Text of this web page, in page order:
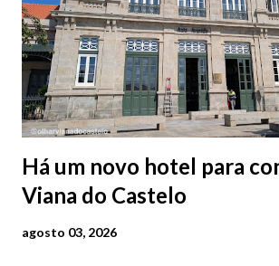
Há um novo hotel para
Viana do Castelo
agosto 03, 2026